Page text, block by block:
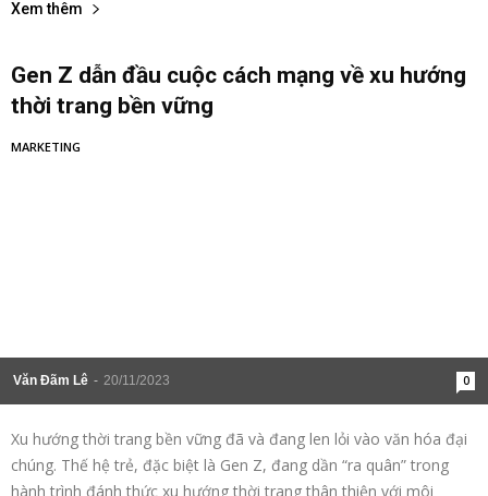
Xem thêm
Gen Z dẫn đầu cuộc cách mạng về xu hướng
thời trang bền vững
Văn Đãm Lê - 20/11/2023 0
MARKETING
Xu hướng thời trang bền vững đã và đang len lỏi vào văn hóa đại
chúng. Thế hệ trẻ, đặc biệt là Gen Z, đang dần “ra quân” trong
hành trình đánh thức xu hướng thời trang thân thiện với môi